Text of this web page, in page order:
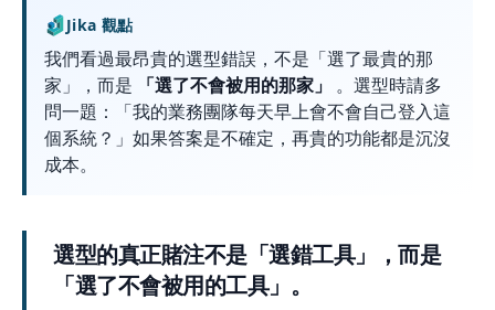
Jika 觀點
我們看過最昂貴的選型錯誤，不是「選了最貴的那
家」，而是
「選了不會被用的那家」 。選型時請多
問一題：「我的業務團隊每天早上會不會自己登入這
個系統？」如果答案是不確定，再貴的功能都是沉沒
成本。
選型的真正賭注不是「選錯工具」，而是
「選了不會被用的工具」。